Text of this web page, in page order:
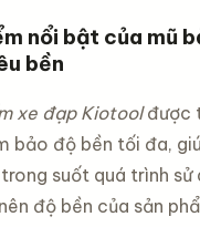
nổi bật của mũ
bền
xe đạp Kiotoolđược
bảo độ bền tối đa,
suốt quá trình sử
độ bền của sản